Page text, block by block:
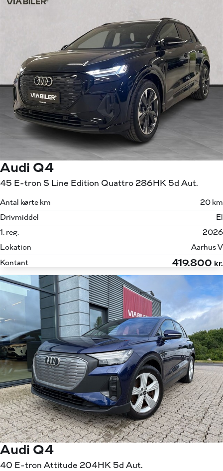
Audi Q4
45 E-tron S Line Edition Quattro 286HK 5d Aut.
Antal kørte km
20 km
Drivmiddel
El
1. reg.
2026
Lokation
Aarhus V
Kontant
419.800 kr.
Audi Q4
40 E-tron Attitude 204HK 5d Aut.